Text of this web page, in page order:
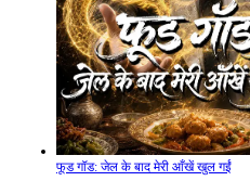
फूड गॉड: जेल के बाद मेरी आँखें खुल गईं